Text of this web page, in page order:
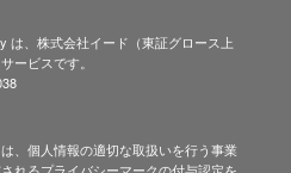
は、株式会社イード（東証グロース上
ービスです。
、個人情報の適切な取扱いを行う事業